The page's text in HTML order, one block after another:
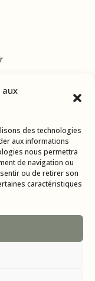
aux
des technologies
aux informations
nous permettra
de navigation ou
ou de retirer son
caractéristiques